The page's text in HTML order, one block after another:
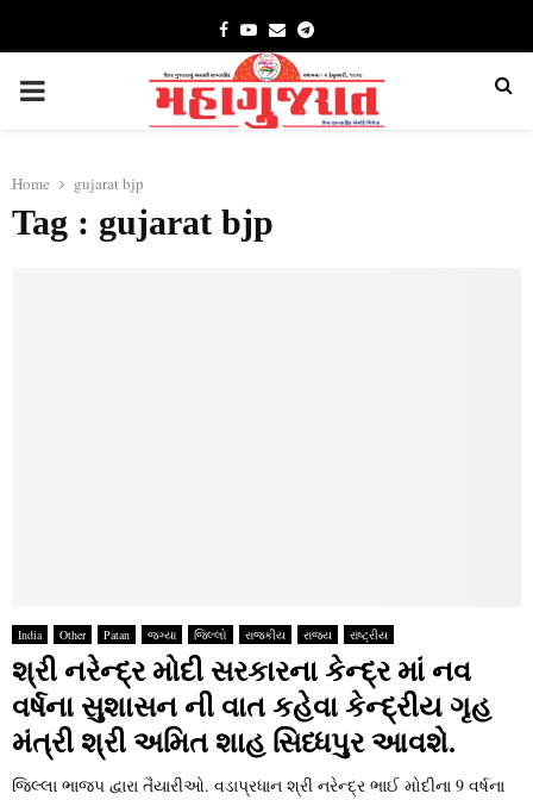
FacebookYoutube
EmailTelegram
PRIMARY
Home gujarat bjp
Tag : gujarat bjp
India Other Patan જગ્યા જિલ્લો રાજકીય રાજ્ય રાષ્ટ્રીય
શ્રી નરેન્દ્ર મોદી સરકારના કેન્દ્ર માં નવ
વર્ષના સુશાસન ની વાત કહેવા કેન્દ્રીય ગૃહ
મંત્રી શ્રી અમિત શાહ સિધ્ધપુર આવશે.
જિલ્લા ભાજપ દ્વારા તૈયારીઓ. વડાપ્રધાન શ્રી નરેન્દ્ર ભાઈ મોદીના 9 વર્ષના